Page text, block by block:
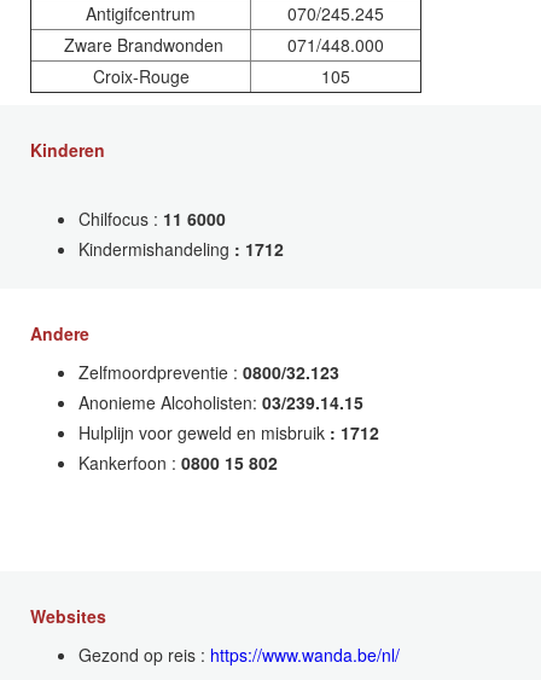
Antigifcentrum
070/245.245
Zware Brandwonden
071/448.000
Croix-Rouge
105
Kinderen
Chilfocus : 11 6000
Kindermishandeling : 1712
Andere
Zelfmoordpreventie : 0800/32.123
Anonieme Alcoholisten: 03/239.14.15
Hulplijn voor geweld en misbruik : 1712
Kankerfoon : 0800 15 802
Websites
Gezond op reis : https://www.wanda.be/nl/